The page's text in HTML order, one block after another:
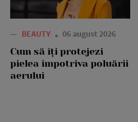
— BEAUTY 06 august 2026
Cum să îți protejezi
pielea împotriva poluării
aerului